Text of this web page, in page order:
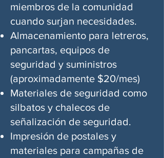
miembros de la comunidad
cuando surjan necesidades.
Almacenamiento para letreros,
pancartas, equipos de
seguridad y suministros
(aproximadamente $20/mes)
Materiales de seguridad como
silbatos y chalecos de
señalización de seguridad.
Impresión de postales y
materiales para campañas de